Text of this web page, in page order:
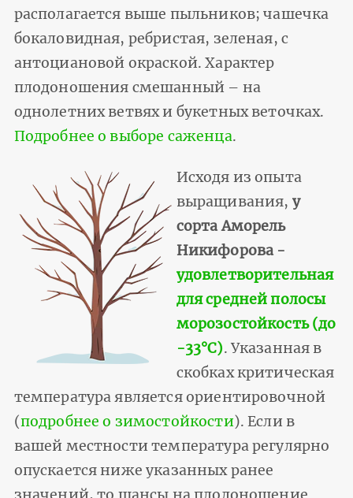
располагается выше пыльников; чашечка
бокаловидная, ребристая, зеленая, с
антоциановой окраской. Характер
плодоношения смешанный – на
однолетних ветвях и букетных веточках.
Подробнее о выборе саженца.
Исходя из опыта
выращивания, у
сорта Аморель
Никифорова -
удовлетворительная
для средней полосы
морозостойкость (до
-33°С). Указанная в
скобках критическая
температура является ориентировочной
(подробнее о зимостойкости). Если в
вашей местности температура регулярно
опускается ниже указанных ранее